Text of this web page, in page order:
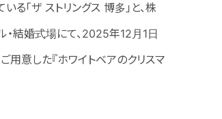
「ザ ストリングス 博多」と、株
結婚式場にて、2025年12月1日
意した『ホワイトベアのクリスマ